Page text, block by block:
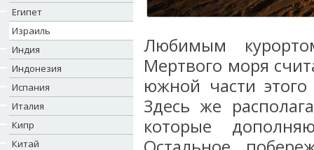
Египет
Израиль
Индия
Индонезия
Испания
Италия
Кипр
Китай
Любимым
Мертвого моря
южной части этого
Здесь же
которые